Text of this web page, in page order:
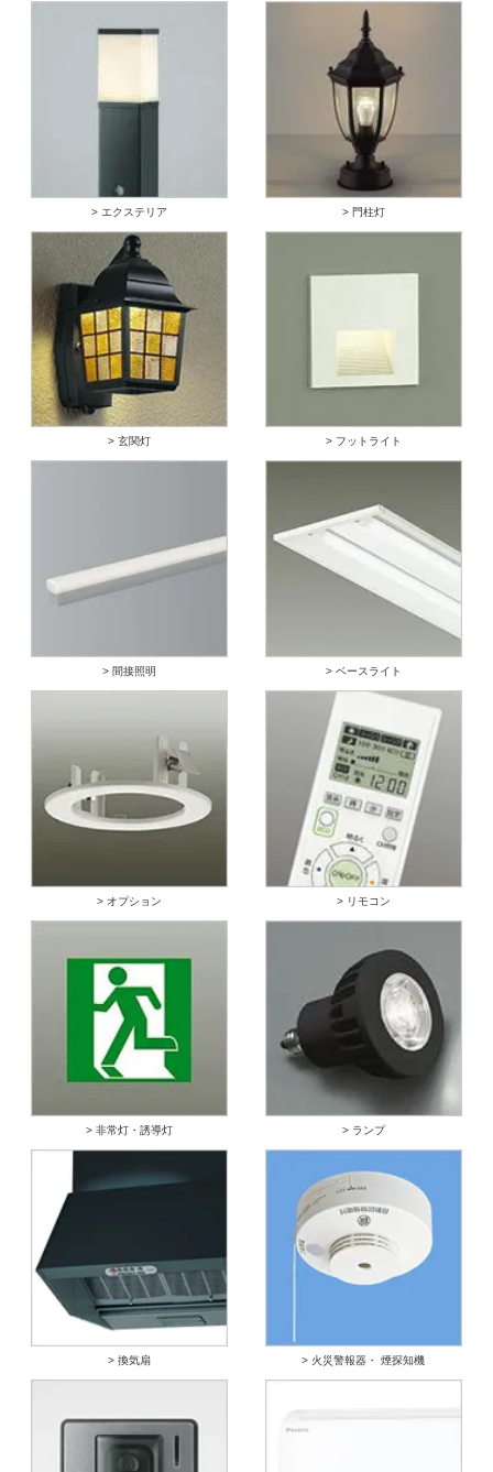
> エクステリア > 門柱灯
> 玄関灯 > フットライト
> 間接照明 > ベースライト
> オプション > リモコン
> 非常灯・誘導灯 > ランプ
> 換気扇 > 火災警報器・ 煙探知機